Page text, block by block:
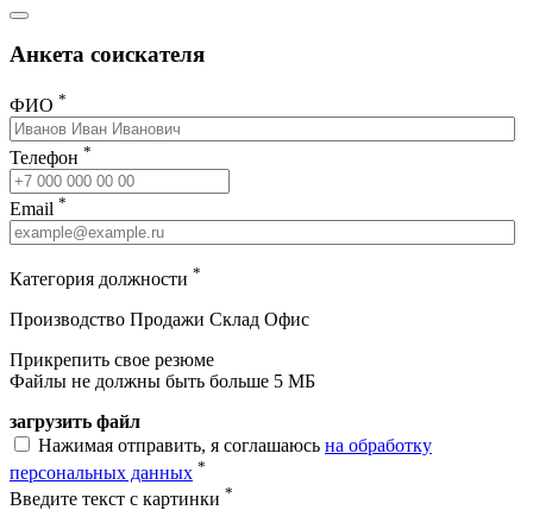
Анкета соискателя
ФИО *
Телефон *
Email *
Категория должности *
Производство Продажи Склад Офис
Прикрепить свое резюме
Файлы не должны быть больше 5 МБ
загрузить файл
Нажимая отправить, я соглашаюсь на обработку
персональных данных *
Введите текст с картинки *